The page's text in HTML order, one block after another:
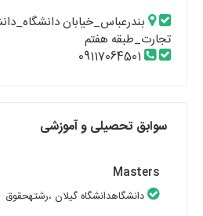
تجارت_طبقه هفتم
09117064501
سوابق تحصیلی و آموزشی
Masters
دانشگاهدانشگاه گیلان ،رشتهحقوق